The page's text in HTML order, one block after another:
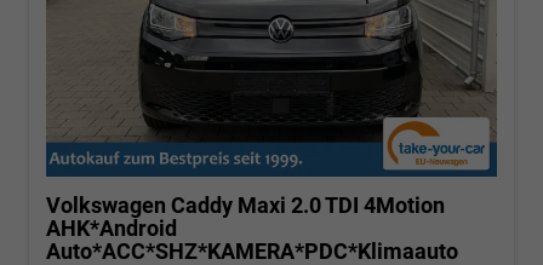
Volkswagen Caddy Maxi 2.0 TDI 4Motion
AHK*Android
Auto*ACC*SHZ*KAMERA*PDC*Klimaauto